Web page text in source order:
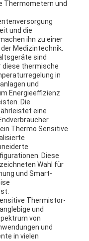
Thermometern und
und die
ihn zu einer
Medizintechnik.
sind
diese thermische
in
und
Energieeffizienz
Die
eine
Thermo Sensitive
Diese
Wahl für
und Smart-
Thermistor-
und
von
und
in vielen